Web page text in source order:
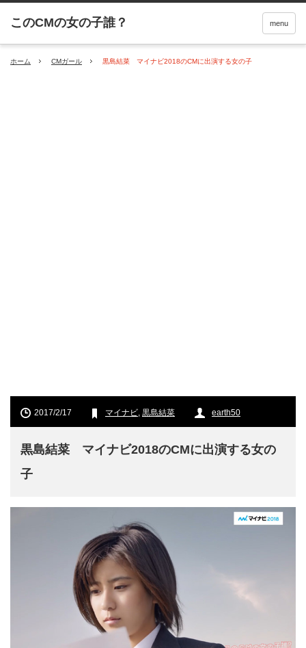
menu
ホーム CMガール 黒島結菜 マイナビ2018のCMに出演する女の子
2017/2/17 マイナビ, 黒島結菜 earth50
黒島結菜 マイナビ2018のCMに出演する女の
子